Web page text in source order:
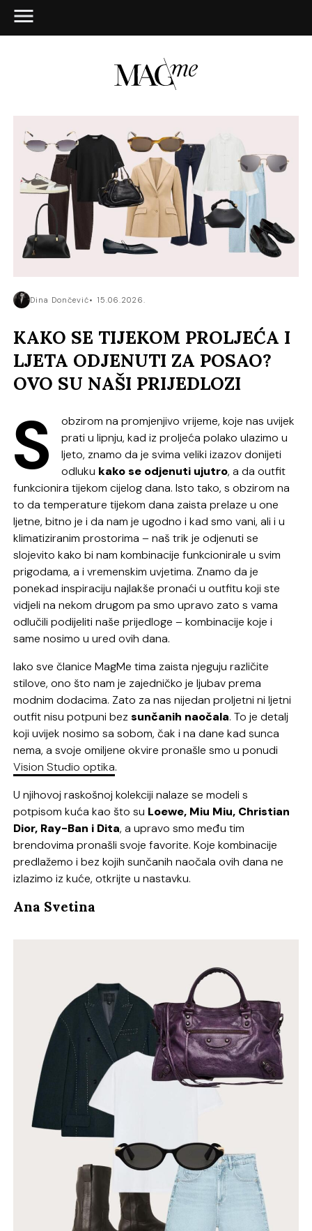
Dina Dončević 15.06.2026.
KAKO SE TIJEKOM PROLJEĆA I
LJETA ODJENUTI ZA POSAO?
OVO SU NAŠI PRIJEDLOZI
S
obzirom na promjenjivo vrijeme, koje nas uvijek
prati u lipnju, kad iz proljeća polako ulazimo u
ljeto, znamo da je svima veliki izazov donijeti
odluku kako se odjenuti ujutro, a da outfit
funkcionira tijekom cijelog dana. Isto tako, s obzirom na
to da temperature tijekom dana zaista prelaze u one
ljetne, bitno je i da nam je ugodno i kad smo vani, ali i u
klimatiziranim prostorima – naš trik je odjenuti se
slojevito kako bi nam kombinacije funkcionirale u svim
prigodama, a i vremenskim uvjetima. Znamo da je
ponekad inspiraciju najlakše pronaći u outfitu koji ste
vidjeli na nekom drugom pa smo upravo zato s vama
odlučili podijeliti naše prijedloge – kombinacije koje i
same nosimo u ured ovih dana.
Iako sve članice MagMe tima zaista njeguju različite
stilove, ono što nam je zajedničko je ljubav prema
modnim dodacima. Zato za nas nijedan proljetni ni ljetni
outfit nisu potpuni bezsunčanih naočala. To je detalj
koji uvijek nosimo sa sobom, čak i na dane kad sunca
nema, a svoje omiljene okvire pronašle smo u ponudi
Vision Studio optika.
U njihovoj raskošnoj kolekciji nalaze se modeli s
potpisom kuća kao što su Loewe, Miu Miu, Christian
Dior, Ray-Ban i Dita, a upravo smo među tim
brendovima pronašli svoje favorite. Koje kombinacije
predlažemo i bez kojih sunčanih naočala ovih dana ne
izlazimo iz kuće, otkrijte u nastavku.
Ana Svetina